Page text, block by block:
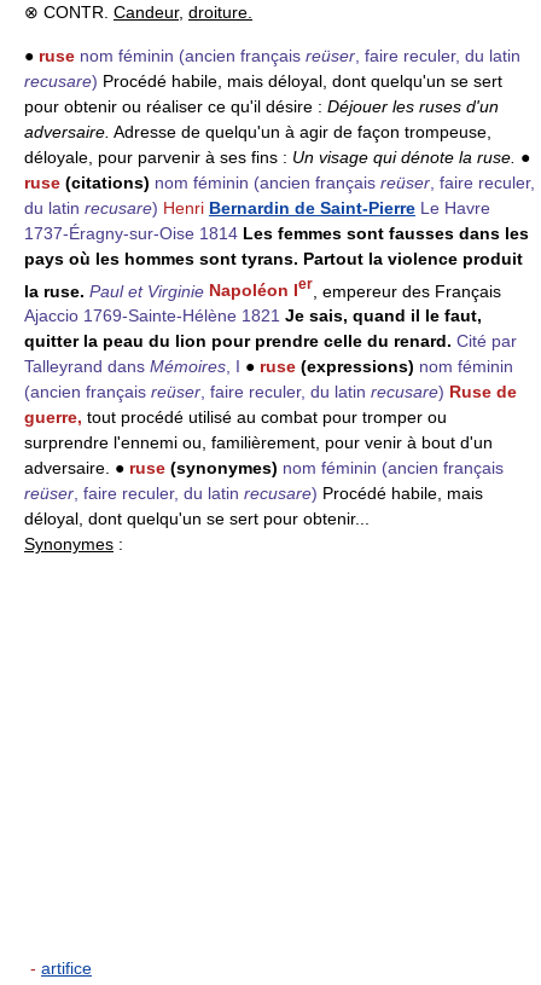
⊗ CONTR. Candeur, droiture.
● ruse nom féminin (ancien français reüser , faire reculer, du latin
recusare) Procédé habile, mais déloyal, dont quelqu'un se sert
pour obtenir ou réaliser ce qu'il désire : Déjouer les ruses d'un
adversaire. Adresse de quelqu'un à agir de façon trompeuse,
déloyale, pour parvenir à ses fins : Un visage qui dénote la ruse. ●
ruse (citations) nom féminin (ancien français reüser , faire reculer,
du latin recusare) Henri Bernardin de Saint-Pierre Le Havre
1737-Éragny-sur-Oise 1814 Les femmes sont fausses dans les
pays où les hommes sont tyrans. Partout la violence produit
la ruse. Paul et Virginie Napoléon Ier
, empereur des Français
Ajaccio 1769-Sainte-Hélène 1821 Je sais, quand il le faut,
quitter la peau du lion pour prendre celle du renard. Cité par
Talleyrand dans Mémoires, I ● ruse (expressions) nom féminin
(ancien français reüser, faire reculer, du latin recusare) Ruse de
guerre, tout procédé utilisé au combat pour tromper ou
surprendre l'ennemi ou, familièrement, pour venir à bout d'un
adversaire. ● ruse (synonymes) nom féminin (ancien français
reüser, faire reculer, du latin recusare) Procédé habile, mais
déloyal, dont quelqu'un se sert pour obtenir...
Synonymes :
- artifice